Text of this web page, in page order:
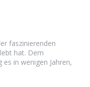
faszinierenden
hat. Dem
in wenigen Jahren,